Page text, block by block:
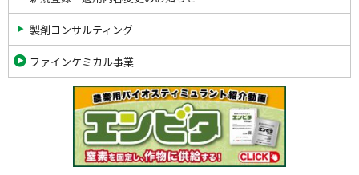
製剤コンサルティング
ファインケミカル事業